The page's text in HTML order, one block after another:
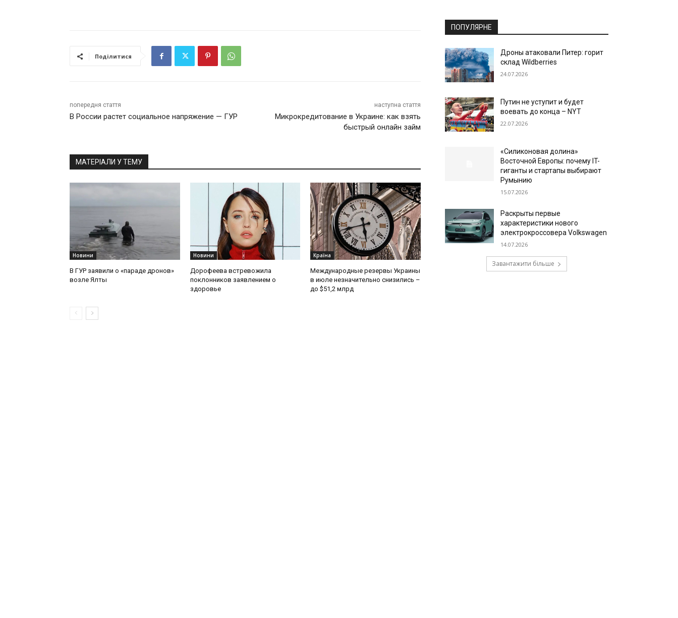
Поділитися
попередня стаття
В России растет социальное напряжение — ГУР
наступна стаття
Микрокредитование в Украине: как взять
быстрый онлайн займ
МАТЕРІАЛИ У ТЕМУ
Новини
В ГУР заявили о «параде дронов»
возле Ялты
Новини
Дорофеева встревожила
поклонников заявлением о
здоровье
Країна
Международные резервы Украины
в июле незначительно снизились –
до $51,2 млрд
ПОПУЛЯРНЕ
Дроны атаковали Питер: горит
склад Wildberries
24.07.2026
Путин не уступит и будет
воевать до конца – NYT
22.07.2026
«Силиконовая долина»
Восточной Европы: почему IT-
гиганты и стартапы выбирают
Румынию
15.07.2026
Раскрыты первые
характеристики нового
электрокроссовера Volkswagen
14.07.2026
Завантажити більше